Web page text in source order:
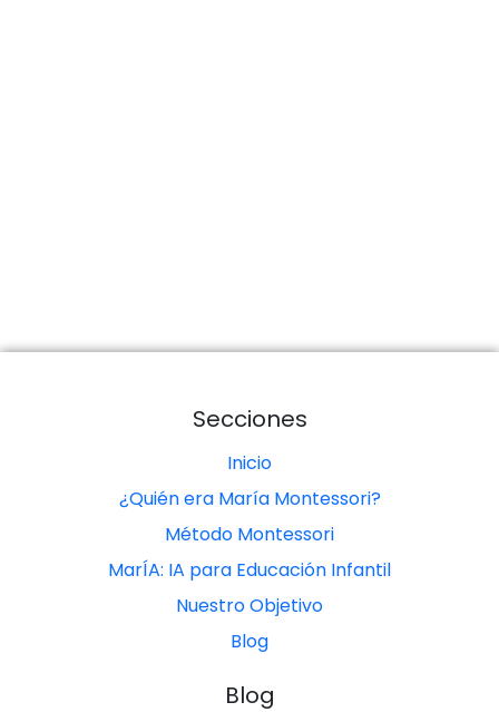
Secciones
Inicio
¿Quién era María Montessori?
Método Montessori
MarÍA: IA para Educación Infantil
Nuestro Objetivo
Blog
Blog